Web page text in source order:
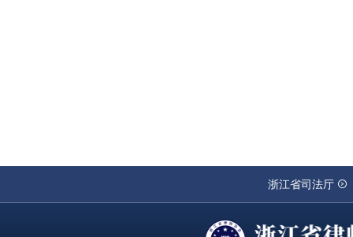
浙江省司法厅